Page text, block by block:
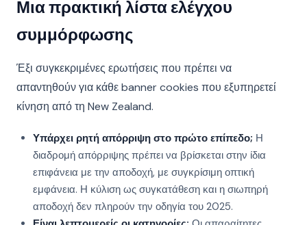
Μια πρακτική λίστα ελέγχου
συμμόρφωσης
Έξι συγκεκριμένες ερωτήσεις που πρέπει να
απαντηθούν για κάθε banner cookies που εξυπηρετεί
κίνηση από τη New Zealand.
Υπάρχει ρητή απόρριψη στο πρώτο επίπεδο; Η
διαδρομή απόρριψης πρέπει να βρίσκεται στην ίδια
επιφάνεια με την αποδοχή, με συγκρίσιμη οπτική
εμφάνεια. Η κύλιση ως συγκατάθεση και η σιωπηρή
αποδοχή δεν πληρούν την οδηγία του 2025.